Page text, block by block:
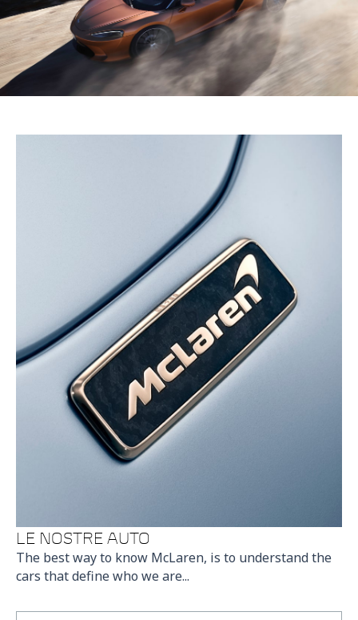
LE NOSTRE AUTO
The best way to know McLaren, is to understand the
cars that define who we are...